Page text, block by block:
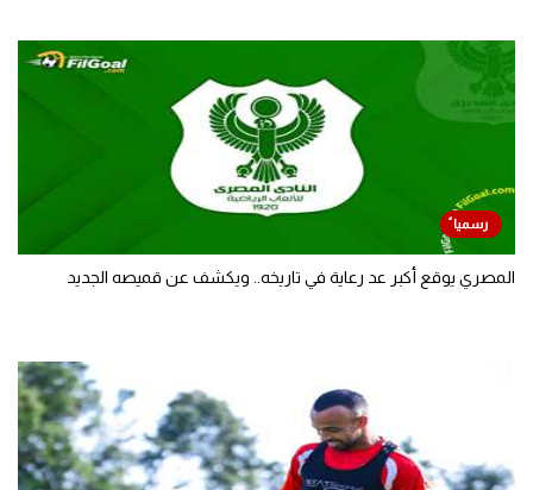
المصري يوقع أكبر عد رعاية في تاريخه.. ويكشف عن قميصه الجديد